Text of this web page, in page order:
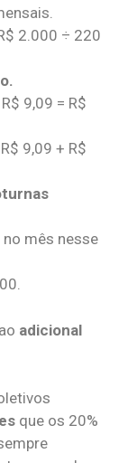
2.000 ÷ 220
9,09 = R$
9,09 + R$
mês nesse
adicional
que os 20%